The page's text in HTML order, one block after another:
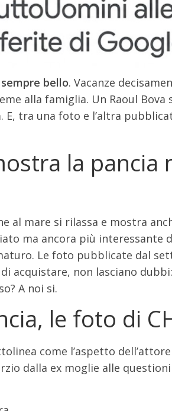
bello. Vacanze
alla famiglia. Un Raoul Bova
tra una foto e l’altra
la pancia
al mare si rilassa e mostra
ma ancora più interessante
Le foto pubblicate dal
acquistare, non lasciano
A noi si.
le foto di
come l’aspetto
dalla ex moglie alle questioni